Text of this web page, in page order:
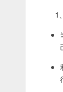
1